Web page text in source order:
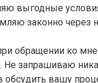
выгодные
законно
обращении ко
Не запрашиваю
вашу